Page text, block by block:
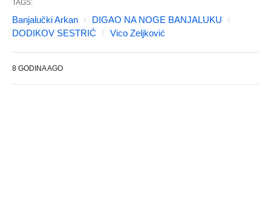
TAGS:
Banjalučki Arkan
DIGAO NA NOGE BANJALUKU
DODIKOV SESTRIĆ
Vico Zeljković
8 GODINA AGO